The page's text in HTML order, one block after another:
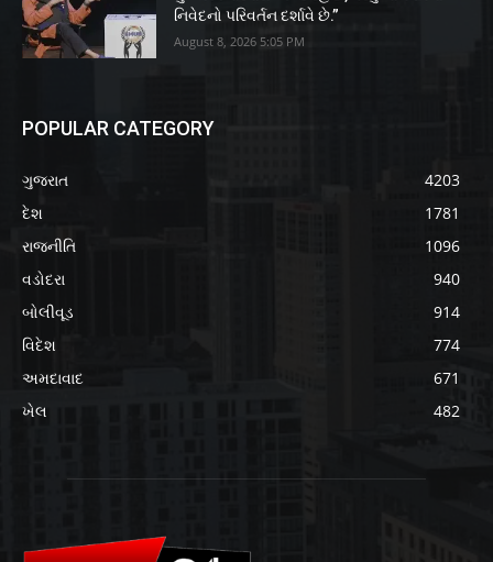
નિવેદનો પરિવર્તન દર્શાવે છે.”
August 8, 2026 5:05 PM
POPULAR CATEGORY
ગુજરાત
4203
દેશ
1781
રાજનીતિ
1096
વડોદરા
940
બોલીવૂડ
914
વિદેશ
774
અમદાવાદ
671
ખેલ
482